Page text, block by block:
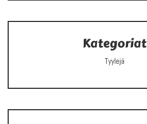
Kategoriat
Tyylejä